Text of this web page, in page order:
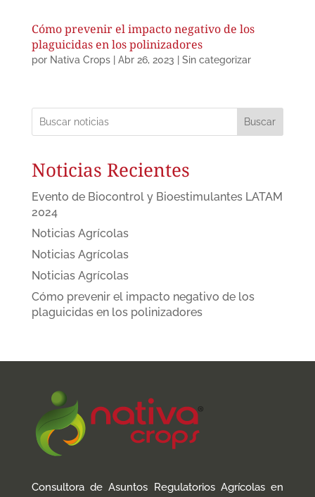
Cómo prevenir el impacto negativo de los
plaguicidas en los polinizadores
por Nativa Crops| Abr 26, 2023 Sin categorizar
Buscar
Noticias Recientes
Evento de Biocontrol y Bioestimulantes LATAM
2024
Noticias Agrícolas
Noticias Agrícolas
Noticias Agrícolas
Cómo prevenir el impacto negativo de los
plaguicidas en los polinizadores
Consultora de Asuntos Regulatorios Agrícolas en